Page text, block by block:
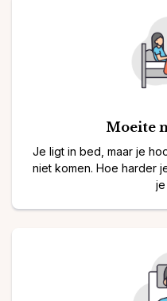
Moeite
Je ligt in bed, maar je
niet komen. Hoe harder